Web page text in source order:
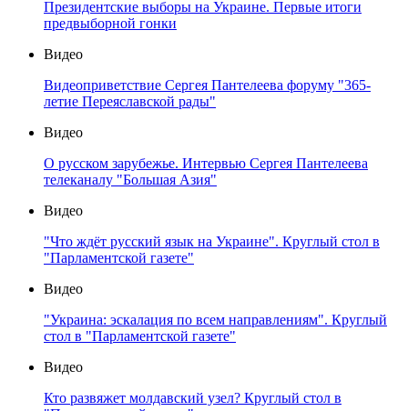
Президентские выборы на Украине. Первые итоги
предвыборной гонки
Видео
Видеоприветствие Сергея Пантелеева форуму "365-
летие Переяславской рады"
Видео
О русском зарубежье. Интервью Сергея Пантелеева
телеканалу "Большая Азия"
Видео
"Что ждёт русский язык на Украине". Круглый стол в
"Парламентской газете"
Видео
"Украина: эскалация по всем направлениям". Круглый
стол в "Парламентской газете"
Видео
Кто развяжет молдавский узел? Круглый стол в